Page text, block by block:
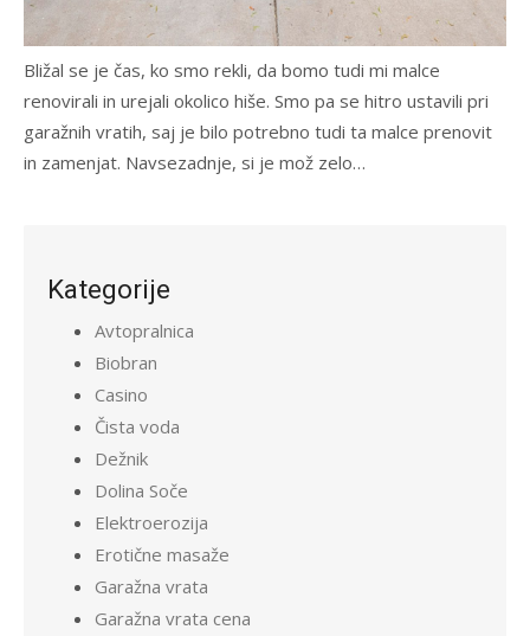
Bližal se je čas, ko smo rekli, da bomo tudi mi malce
renovirali in urejali okolico hiše. Smo pa se hitro ustavili pri
garažnih vratih, saj je bilo potrebno tudi ta malce prenovit
in zamenjat. Navsezadnje, si je mož zelo…
Kategorije
Avtopralnica
Biobran
Casino
Čista voda
Dežnik
Dolina Soče
Elektroerozija
Erotične masaže
Garažna vrata
Garažna vrata cena